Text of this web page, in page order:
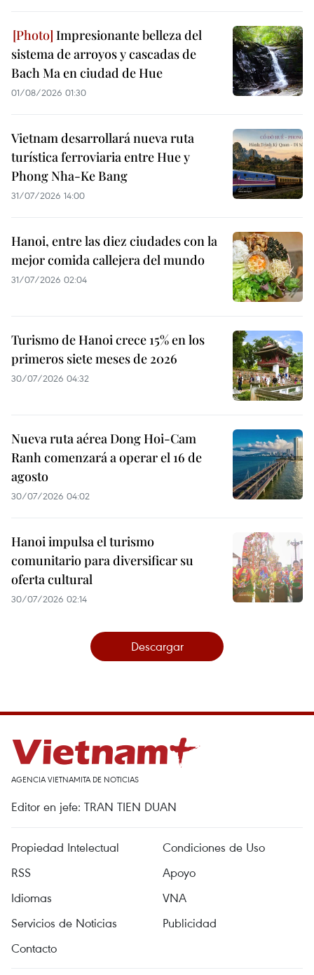
Impresionante belleza del
sistema de arroyos y cascadas de
Bach Ma en ciudad de Hue
01/08/2026 01:30
Vietnam desarrollará nueva ruta
turística ferroviaria entre Hue y
Phong Nha-Ke Bang
31/07/2026 14:00
Hanoi, entre las diez ciudades con la
mejor comida callejera del mundo
31/07/2026 02:04
Turismo de Hanoi crece 15% en los
primeros siete meses de 2026
30/07/2026 04:32
Nueva ruta aérea Dong Hoi-Cam
Ranh comenzará a operar el 16 de
agosto
30/07/2026 04:02
Hanoi impulsa el turismo
comunitario para diversificar su
oferta cultural
30/07/2026 02:14
Descargar
AGENCIA VIETNAMITA DE NOTICIAS
Editor en jefe: TRAN TIEN DUAN
Propiedad Intelectual
Condiciones de Uso
RSS
Apoyo
Idiomas
VNA
Servicios de Noticias
Publicidad
Contacto